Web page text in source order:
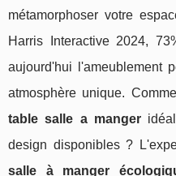
métamorphoser votre
Harris Interactive 2024,
aujourd'hui l'ameublement
atmosphère unique.
table salle a manger
design disponibles ?
salle à manger